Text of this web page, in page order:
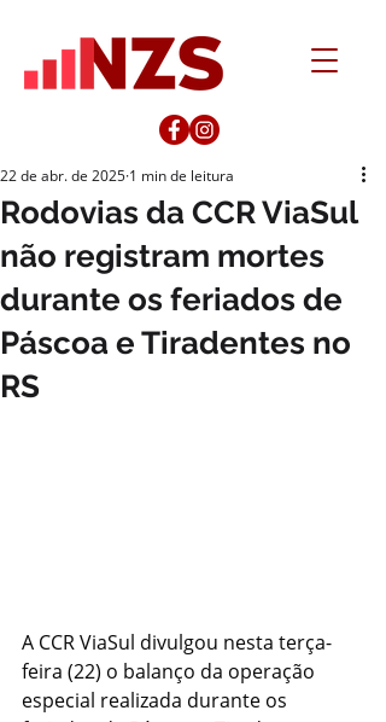
Rodovias da CCR ViaSul
não registram mortes
durante os feriados de
Páscoa e Tiradentes no
RS
22 de abr. de 2025 1 min de leitura
A CCR ViaSul divulgou nesta terça-
feira (22) o balanço da operação
especial realizada durante os